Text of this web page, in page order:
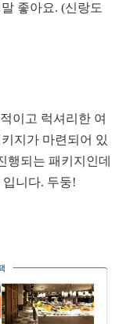
좋아요. (신랑도
이고 럭셔리한 여
지가 마련되어 있
행되는 패키지인데
니다. 두둥!